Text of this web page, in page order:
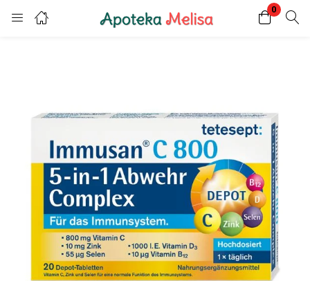
0
Login Register
Remember me Lost password?